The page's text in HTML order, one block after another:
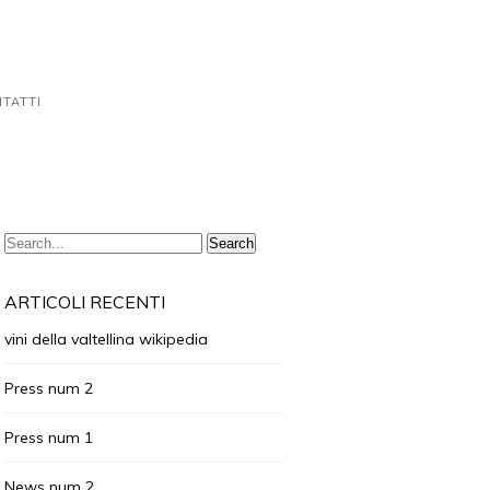
ARTICOLI RECENTI
vini della valtellina wikipedia
Press num 2
Press num 1